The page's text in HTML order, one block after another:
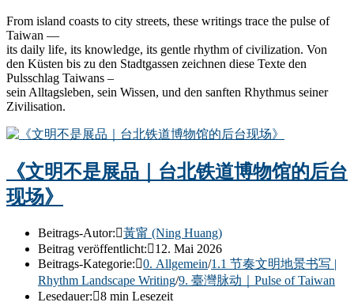
From island coasts to city streets, these writings trace the pulse of
Taiwan —
its daily life, its knowledge, its gentle rhythm of civilization. Von
den Küsten bis zu den Stadtgassen zeichnen diese Texte den
Pulsschlag Taiwans –
sein Alltagsleben, sein Wissen, und den sanften Rhythmus seiner
Zivilisation.
《文明不是展品｜台北铁道博物馆的后台
现场》
Beitrags-Autor:
黃甯 (Ning Huang)
Beitrag veröffentlicht:
12. Mai 2026
Beitrags-Kategorie:
0. Allgemein/1.1 节奏文明地景书写 |
Rhythm Landscape Writing/9. 臺灣脉动｜Pulse of Taiwan
Lesedauer:
8 min Lesezeit